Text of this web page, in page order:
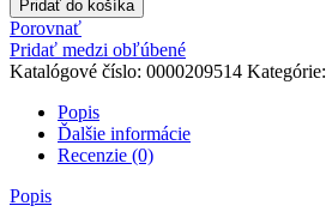
s
úložným
priestorom,
krémová
látka,
160x200,
AKANA
Pridať do košíka
Porovnať
Pridať medzi obľúbené
Katalógové číslo: 0000209514 Kategórie:
Popis
Ďalšie informácie
Recenzie (0)
Popis